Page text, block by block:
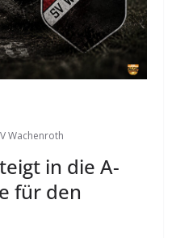
Wachenroth
in die A-
für den